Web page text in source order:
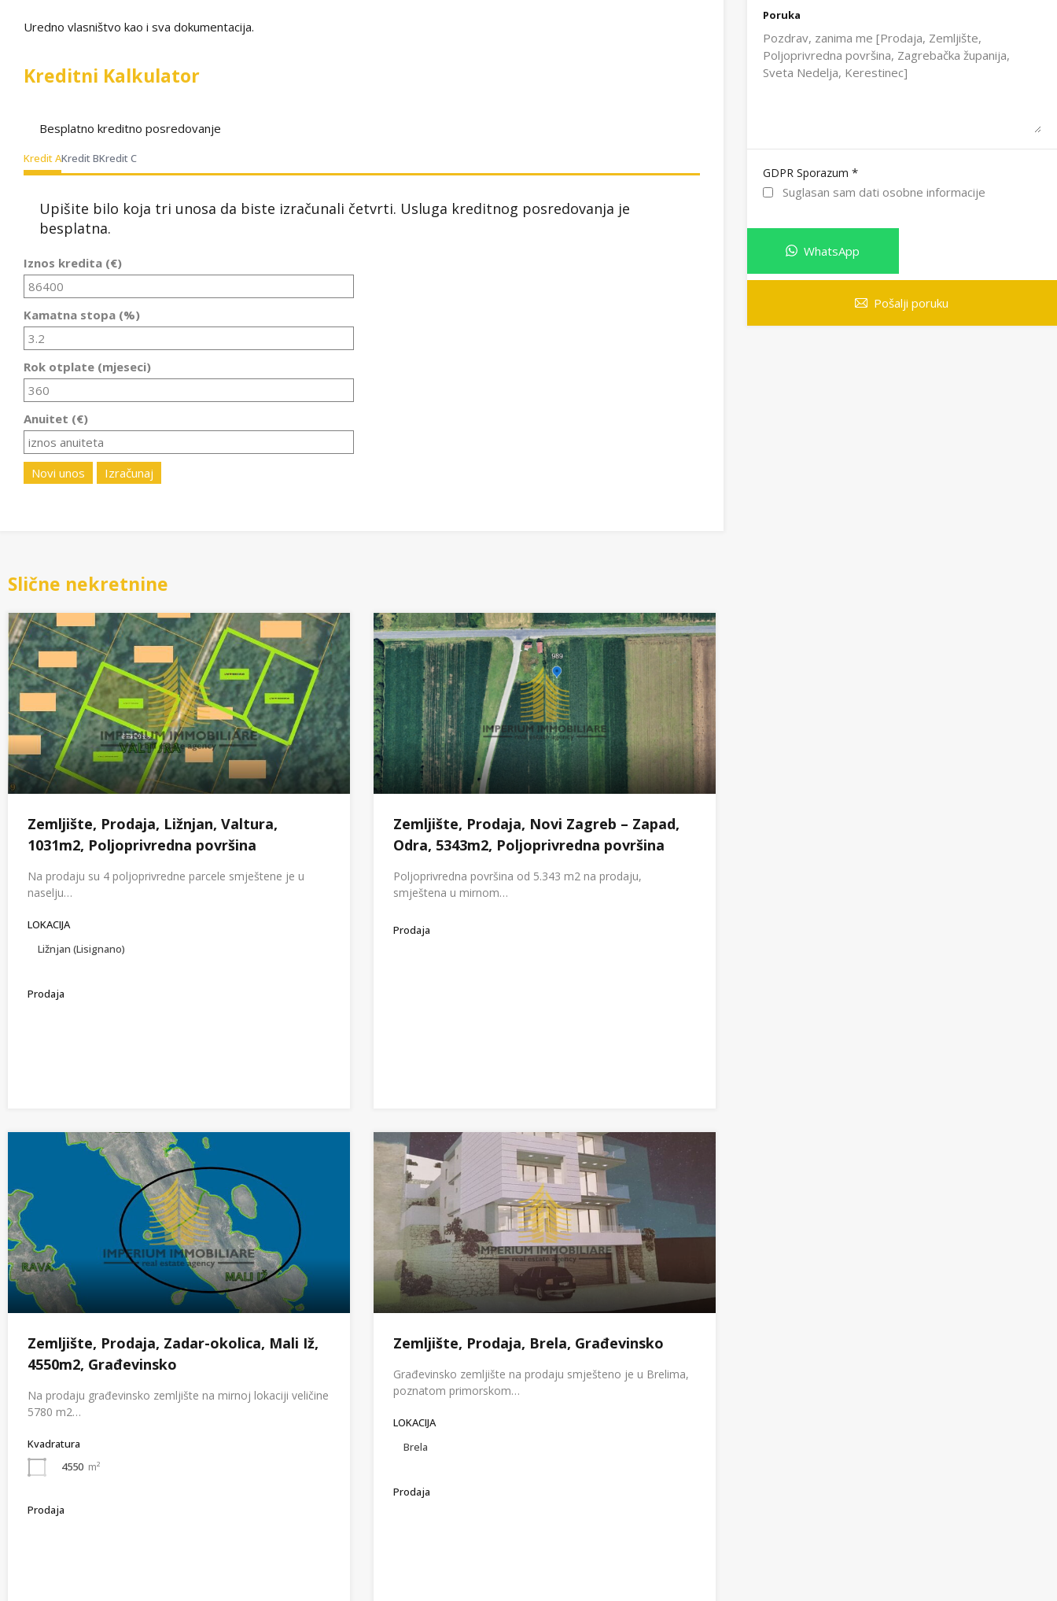
Uredno vlasništvo kao i sva dokumentacija.
Kreditni Kalkulator
Besplatno kreditno posredovanje
Kredit AKredit BKredit C
Upišite bilo koja tri unosa da biste izračunali četvrti. Usluga kreditnog posredovanja je
besplatna.
Iznos kredita (€)
Kamatna stopa (%)
Rok otplate (mjeseci)
Anuitet (€)
Novi unos Izračunaj
Slične nekretnine
Zemljište, Prodaja, Ližnjan, Valtura,
1031m2, Poljoprivredna površina
Na prodaju su 4 poljoprivredne parcele smještene je u
naselju…
LOKACIJA
Ližnjan (Lisignano)
Prodaja
Zemljište, Prodaja, Novi Zagreb – Zapad,
Odra, 5343m2, Poljoprivredna površina
Poljoprivredna površina od 5.343 m2 na prodaju,
smještena u mirnom…
Prodaja
Zemljište, Prodaja, Zadar-okolica, Mali Iž,
4550m2, Građevinsko
Na prodaju građevinsko zemljište na mirnoj lokaciji veličine
5780 m2…
Kvadratura
4550 m²
Prodaja
Zemljište, Prodaja, Brela, Građevinsko
Građevinsko zemljište na prodaju smješteno je u Brelima,
poznatom primorskom…
LOKACIJA
Brela
Prodaja
Poruka
GDPR Sporazum *
Suglasan sam dati osobne informacije
WhatsApp
Pošalji poruku